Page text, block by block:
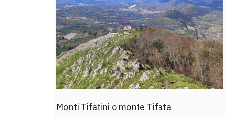
Monti Tifatini o monte Tifata